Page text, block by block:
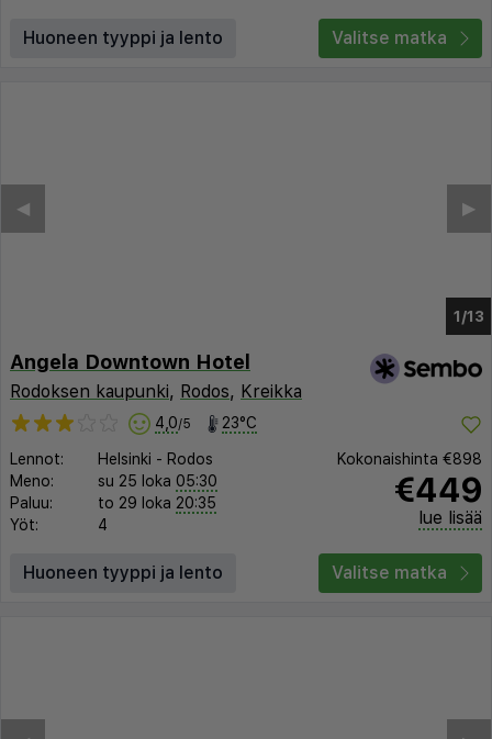
Huoneen tyyppi ja lento Valitse matka
1/9
▶︎
◀︎
Angela Downtown Hotel
Rodoksen kaupunki, Rodos, Kreikka
4,0/5 23°C
Lennot: Helsinki - Rodos
Meno:
su 25 loka 05:30
Paluu:
to 29 loka 20:35
Yöt:
4
Kokonaishinta €898
€449
lue lisää
Huoneen tyyppi ja lento Valitse matka